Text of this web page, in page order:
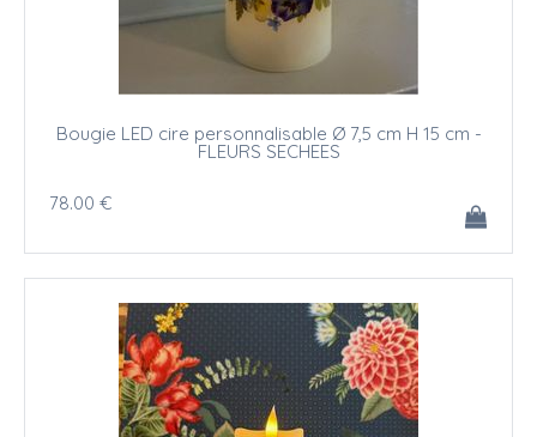
Bougie LED cire personnalisable Ø 7,5 cm H 15 cm -
FLEURS SECHEES
78.00 €